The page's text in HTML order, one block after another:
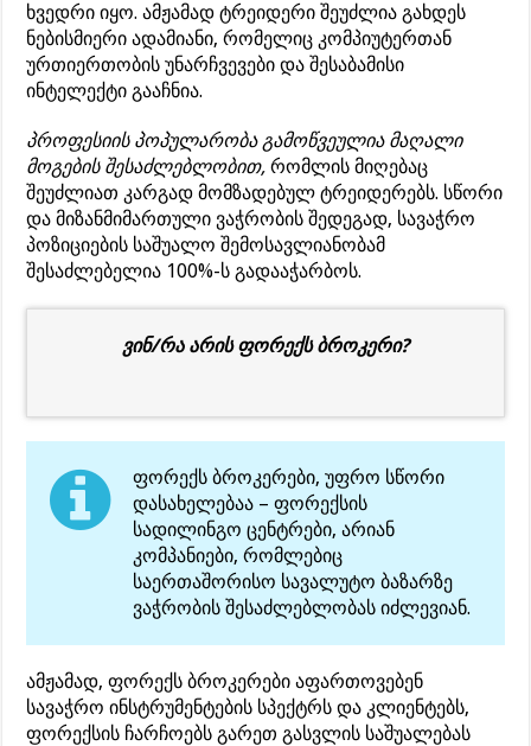
ხვედრი იყო. ამჟამად ტრეიდერი შეუძლია გახდეს
ნებისმიერი ადამიანი, რომელიც კომპიუტერთან
ურთიერთობის უნარჩვევები და შესაბამისი
ინტელექტი გააჩნია.
პროფესიის პოპულარობა გამოწვეულია მაღალი
მოგების შესაძლებლობით, რომლის მიღებაც
შეუძლიათ კარგად მომზადებულ ტრეიდერებს. სწორი
და მიზანმიმართული ვაჭრობის შედეგად, სავაჭრო
პოზიციების საშუალო შემოსავლიანობამ
შესაძლებელია 100%-ს გადააჭარბოს.
ვინ/რა არის ფორექს ბროკერი?
ფორექს ბროკერები, უფრო სწორი
დასახელებაა – ფორექსის
სადილინგო ცენტრები, არიან
კომპანიები, რომლებიც
საერთაშორისო სავალუტო ბაზარზე
ვაჭრობის შესაძლებლობას იძლევიან.
ამჟამად, ფორექს ბროკერები აფართოვებენ
სავაჭრო ინსტრუმენტების სპექტრს და კლიენტებს,
ფორექსის ჩარჩოებს გარეთ გასვლის საშუალებას